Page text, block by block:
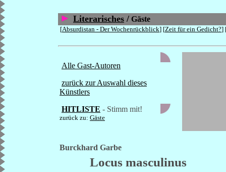
Literarisches / Gäste
[Absurdistan - Der Wochenrückblick] [Zeit für ein Gedicht?]
Alle Gast-Autoren
zurück zur Auswahl dieses
Künstlers
HITLISTE - Stimm mit!
zurück zu: Gäste
Burckhard Garbe
Locus masculinus